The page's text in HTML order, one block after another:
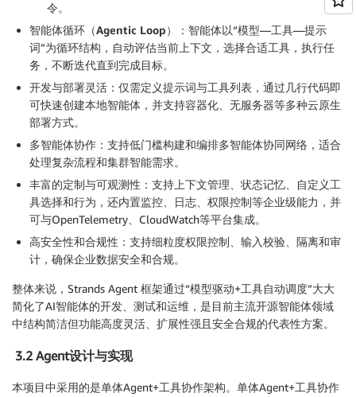
令。
智能体循环（Agentic Loop）
：智能体以“模型—工具—提示
词”为循环结构，自动评估当前上下文，选择合适工具，执行任
务，不断迭代直到完成目标。
开发与部署灵活 ：仅需定义提示词与工具列表，通过几行代码即
可快速创建本地智能体，并支持容器化、无服务器等多种云原生
部署方式。
多智能体协作 ：支持低门槛构建和编排多智能体协同网络，适合
处理复杂流程和集群智能需求。
丰富的定制与可观测性 ：支持上下文管理、状态记忆、自定义工
具选择和行为，还内置监控、日志、权限控制等企业级能力，并
可与OpenTelemetry、CloudWatch等平台集成。
高安全性和合规性 ：支持细粒度权限控制、输入校验、隔离和审
计，确保企业数据安全和合规。
整体来说，Strands Agent 框架通过“模型驱动+工具自动调度”大大
简化了AI智能体的开发、测试和运维，是目前主流开源智能体领域
中结构简洁但功能高度灵活、扩展性强且安全合规的代表性方案。
3.2 Agent设计与实现
本项目中采用的是单体Agent+工具协作架构。单体Agent+工具协作